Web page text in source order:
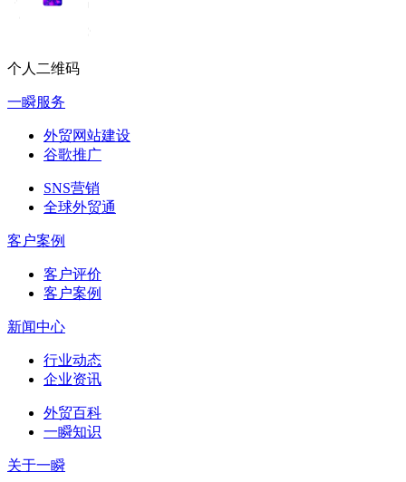
个人二维码
一瞬服务
外贸网站建设
谷歌推广
SNS营销
全球外贸通
客户案例
客户评价
客户案例
新闻中心
行业动态
企业资讯
外贸百科
一瞬知识
关于一瞬